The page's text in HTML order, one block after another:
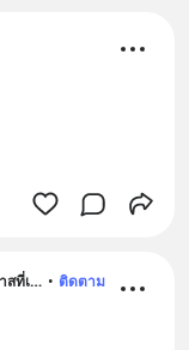
เทคนิคการลงทุน คาดการณ์อนาคตหุ้น โอกาสที่เราจะรวย • ติดตาม